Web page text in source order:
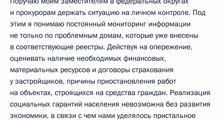
и прокурорам держать ситуацию на личном контроле. Под
этим я понимаю постоянный мониторинг информации
не только по проблемным домам, которые уже внесены
в соответствующие реестры. Действуя на опережение,
оценивать наличие необходимых финансовых,
материальных ресурсов и договоры страхования
у застройщиков, причины приостановления работ
на объектах, строящихся на средства граждан. Реализация
социальных гарантий населения невозможна без развития
экономики, в связи с чем нами уделялось пристальное